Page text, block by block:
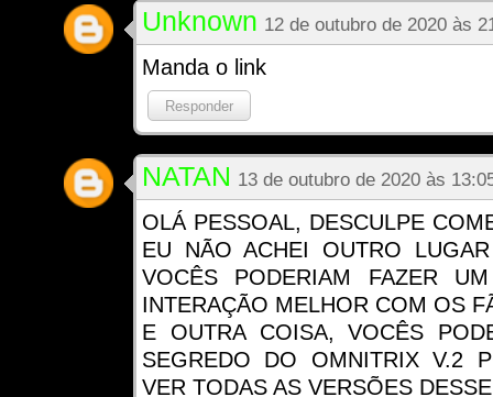
Unknown 12 de outubro de 2020 às
Manda o link
Responder
NATAN 13 de outubro de 2020 às
OLÁ PESSOAL, DESCULPE
EU NÃO ACHEI OUTRO
VOCÊS PODERIAM FAZER
INTERAÇÃO MELHOR COM OS
E OUTRA COISA, VOCÊS
SEGREDO DO OMNITRIX V.2
VER TODAS AS VERSÕES